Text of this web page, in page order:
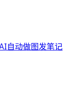
自动做图发笔记